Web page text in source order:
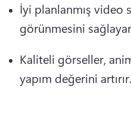
İyi planlanmış video
görünmesini
Kaliteli görseller,
yapım değerini artırır.